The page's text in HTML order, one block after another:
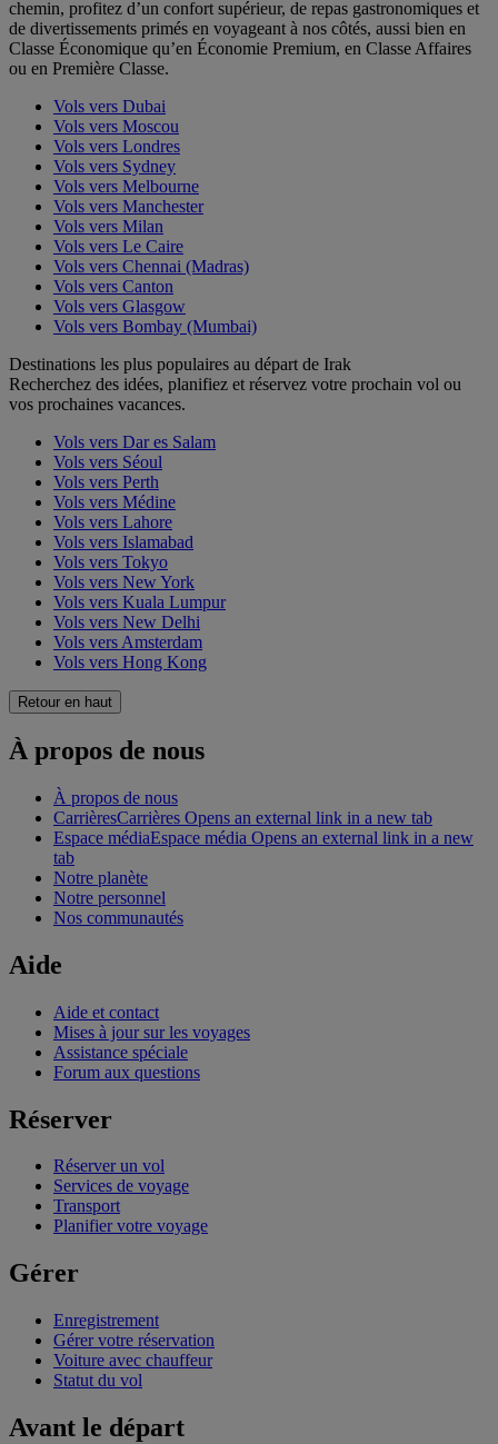
chemin, profitez d’un confort supérieur, de repas gastronomiques et
de divertissements primés en voyageant à nos côtés, aussi bien en
Classe Économique qu’en Économie Premium, en Classe Affaires
ou en Première Classe.
Vols vers Dubai
Vols vers Moscou
Vols vers Londres
Vols vers Sydney
Vols vers Melbourne
Vols vers Manchester
Vols vers Milan
Vols vers Le Caire
Vols vers Chennai (Madras)
Vols vers Canton
Vols vers Glasgow
Vols vers Bombay (Mumbai)
Destinations les plus populaires au départ de Irak
Recherchez des idées, planifiez et réservez votre prochain vol ou
vos prochaines vacances.
Vols vers Dar es Salam
Vols vers Séoul
Vols vers Perth
Vols vers Médine
Vols vers Lahore
Vols vers Islamabad
Vols vers Tokyo
Vols vers New York
Vols vers Kuala Lumpur
Vols vers New Delhi
Vols vers Amsterdam
Vols vers Hong Kong
Retour en haut
À propos de nous
À propos de nous
CarrièresCarrières Opens an external link in a new tab
Espace médiaEspace média Opens an external link in a new
tab
Notre planète
Notre personnel
Nos communautés
Aide
Aide et contact
Mises à jour sur les voyages
Assistance spéciale
Forum aux questions
Réserver
Réserver un vol
Services de voyage
Transport
Planifier votre voyage
Gérer
Enregistrement
Gérer votre réservation
Voiture avec chauffeur
Statut du vol
Avant le départ